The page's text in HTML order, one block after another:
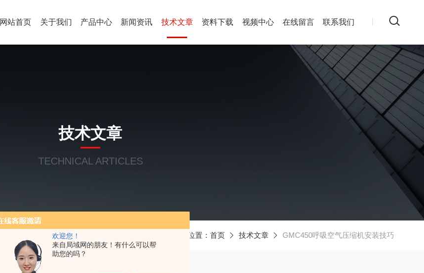
欢迎您！
来自局域网的朋友！有什么可以帮
助您的吗？
网站首页 关于我们 产品中心 新闻资讯 技术文章 资料下载 视频中心 在线留言 联系我们
技术文章
TECHNICAL ARTICLES
当前位置： 首页 技术文章 GMC450呼吸空气压缩机安装技巧